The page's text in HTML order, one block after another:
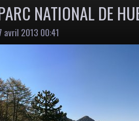
NATIONAL DE
avril 2013 00:41